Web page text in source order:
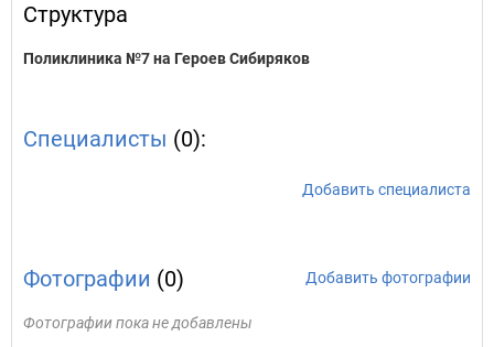
Структура
Поликлиника №7 на Героев Сибиряков
Специалисты (0):
Добавить специалиста
Фотографии (0) Добавить фотографии
Фотографии пока не добавлены